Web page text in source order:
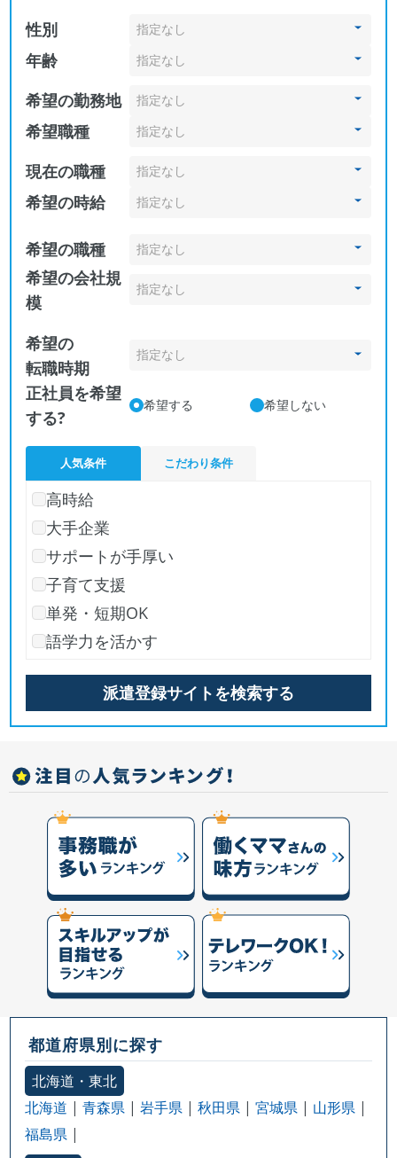
性別
年齢
希望の勤務地
希望職種
現在の職種
希望の時給
希望の職種
希望の会社規
模
希望の
転職時期
正社員を希望
する?
希望する 希望しない
人気条件 こだわり条件
高時給
大手企業
サポートが手厚い
子育て支援
単発・短期OK
語学力を活かす
都道府県別に探す
北海道・東北
北海道
青森県 岩手県 秋田県 宮城県
山形県
福島県